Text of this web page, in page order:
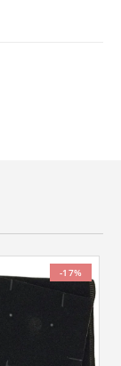
-17%